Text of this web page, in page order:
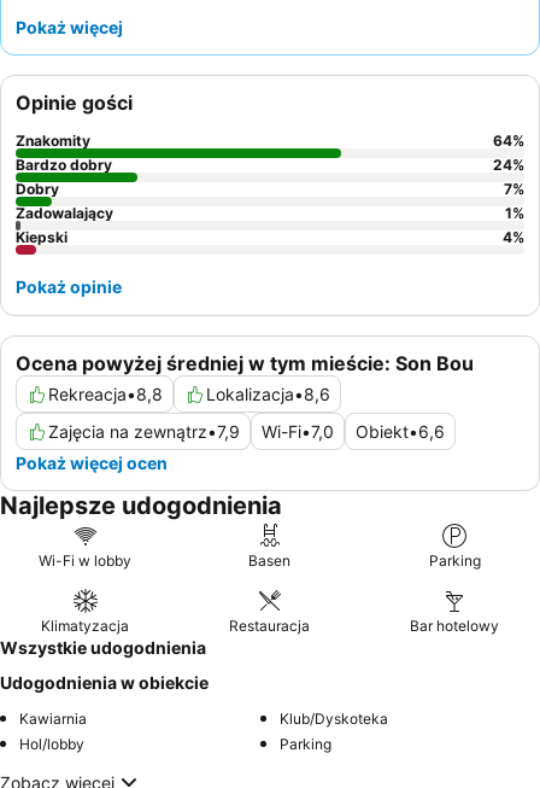
restauracja zbiera wiele pochwał za pyszną kuchnię, zwłaszcza
spokojniejszy pobyt, goście powinni rozważyć rezerwację
pokoju w odnowionej części.
Pokaż więcej
Ocena powyżej średniej w tym mieście: Son Bou
Rekreacja•8,8 Lokalizacja•8,6
Zajęcia na zewnątrz•7,9 Wi-Fi•7,0 Obiekt•6,6
Pokaż więcej ocen
Opinie gości
Znakomity 64%
Bardzo dobry
24%
Dobry
7%
Zadowalający
1%
Kiepski
4%
Pokaż opinie
Najlepsze udogodnienia
Wi-Fi w lobby Basen Parking
Klimatyzacja Restauracja Bar hotelowy
Wszystkie udogodnienia
Udogodnienia w obiekcie
Kawiarnia
Klub/Dyskoteka
Hol/lobby
Parking
Zobacz więcej